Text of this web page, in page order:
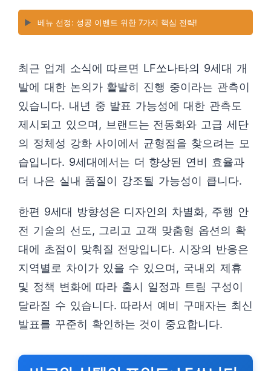
▶️ 베뉴 선정: 성공 이벤트 위한 7가지 핵심 전략!
최근 업계 소식에 따르면 LF쏘나타의 9세대 개
발에 대한 논의가 활발히 진행 중이라는 관측이
있습니다. 내년 중 발표 가능성에 대한 관측도
제시되고 있으며, 브랜드는 전동화와 고급 세단
의 정체성 강화 사이에서 균형점을 찾으려는 모
습입니다. 9세대에서는 더 향상된 연비 효율과
더 나은 실내 품질이 강조될 가능성이 큽니다.
한편 9세대 방향성은 디자인의 차별화, 주행 안
전 기술의 선도, 그리고 고객 맞춤형 옵션의 확
대에 초점이 맞춰질 전망입니다. 시장의 반응은
지역별로 차이가 있을 수 있으며, 국내외 제휴
및 정책 변화에 따라 출시 일정과 트림 구성이
달라질 수 있습니다. 따라서 예비 구매자는 최신
발표를 꾸준히 확인하는 것이 중요합니다.